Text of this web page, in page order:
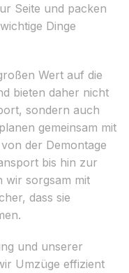
Seite und packen
Dinge
Wert auf die
bieten daher nicht
sondern auch
gemeinsam mit
der Demontage
bis hin zur
wir sorgsam mit
dass sie
und unserer
Umzüge effizient